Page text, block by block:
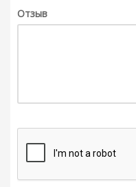
Отзыв